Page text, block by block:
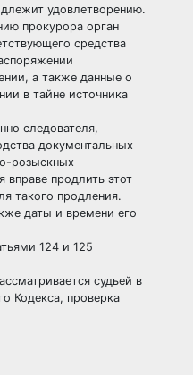
удовлетворению.
прокурора орган
средства
а также данные о
в тайне источника
следователя,
документальных
розыскных
вправе продлить этот
такого продления.
даты и времени его
124 и 125
судьей в
Кодекса, проверка